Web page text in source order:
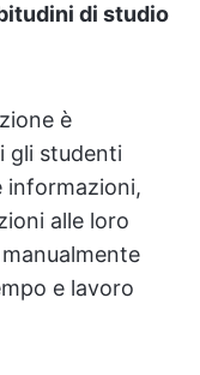
di studio
è
gli studenti
informazioni,
alle loro
e lavoro